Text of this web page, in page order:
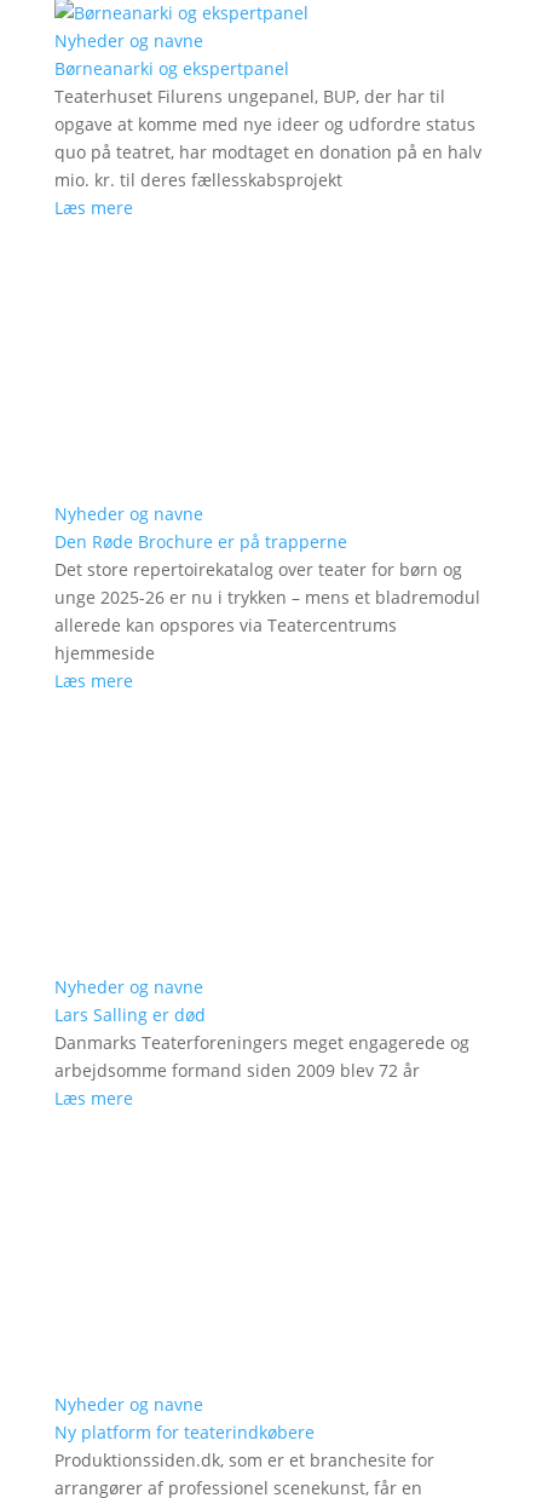
Nyheder og navne
Børneanarki og ekspertpanel
Teaterhuset Filurens ungepanel, BUP, der har til
opgave at komme med nye ideer og udfordre status
quo på teatret, har modtaget en donation på en halv
mio. kr. til deres fællesskabsprojekt
Læs mere
Nyheder og navne
Den Røde Brochure er på trapperne
Det store repertoirekatalog over teater for børn og
unge 2025-26 er nu i trykken – mens et bladremodul
allerede kan opspores via Teatercentrums
hjemmeside
Læs mere
Nyheder og navne
Lars Salling er død
Danmarks Teaterforeningers meget engagerede og
arbejdsomme formand siden 2009 blev 72 år
Læs mere
Nyheder og navne
Ny platform for teaterindkøbere
Produktionssiden.dk, som er et branchesite for
arrangører af professionel scenekunst, får en